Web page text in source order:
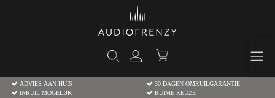
ADVIES AAN HUIS
30 DAGEN OMRUILGARANTIE
INRUIL MOGELIJK
RUIME KEUZE